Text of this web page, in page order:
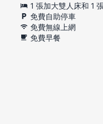
1 張加大雙人床和 1
免費自助停車
免費無線上網
免費早餐